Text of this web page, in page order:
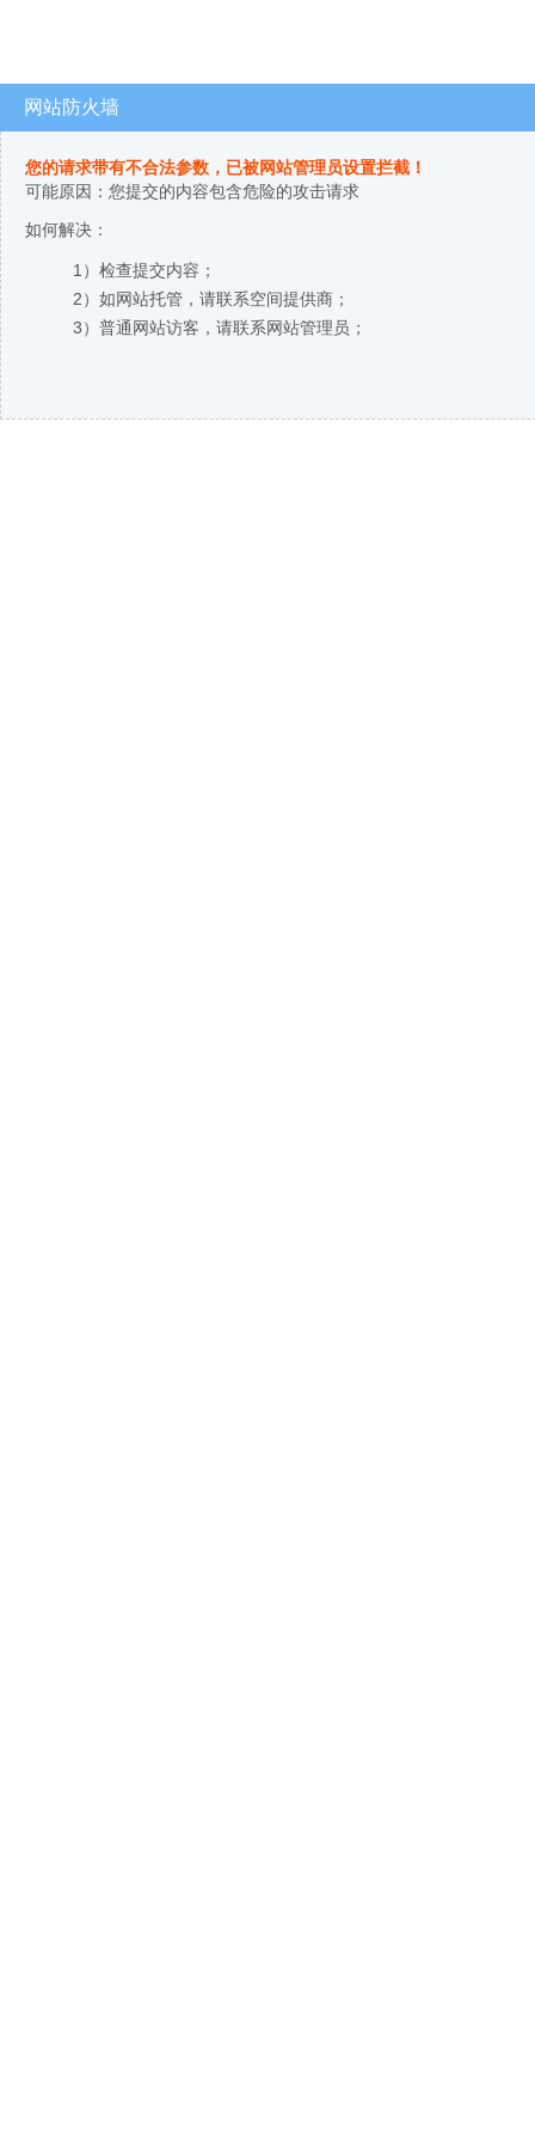
网站防火墙
您的请求带有不合法参数，已被网站管理员设置拦截！
可能原因：您提交的内容包含危险的攻击请求
如何解决：
1）检查提交内容；
2）如网站托管，请联系空间提供商；
3）普通网站访客，请联系网站管理员；